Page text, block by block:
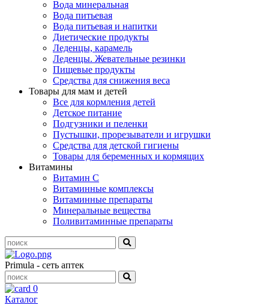
Вода минеральная
Вода питьевая
Вода питьевая и напитки
Диетические продукты
Леденцы, карамель
Леденцы. Жевательные резинки
Пищевые продукты
Средства для снижения веса
Товары для мам и детей
Все для кормления детей
Детское питание
Подгузники и пеленки
Пустышки, прорезыватели и игрушки
Средства для детской гигиены
Товары для беременных и кормящих
Витамины
Витамин С
Витаминные комплексы
Витаминные препараты
Минеральные вещества
Поливитаминные препараты
Primula - сеть аптек
0
Каталог